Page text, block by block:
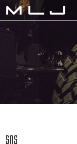
SNS
COMPANY
CONTACT US